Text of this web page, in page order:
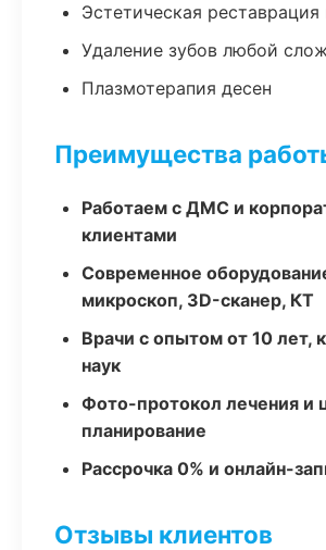
Эстетическая
Удаление зубов любой
Плазмотерапия десен
Преимущества
Работаем с ДМС и
клиентами
Современное
микроскоп, 3D-сканер, КТ
Врачи с опытом от 10 лет,
наук
Фото-протокол лечения и
планирование
Рассрочка 0% и онлайн-
Отзывы клиентов